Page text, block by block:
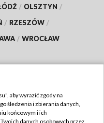
/ OLSZTYN /
/ RZESZÓW /
/ WROCŁAW
aby wyrazić zgody na
śledzenia i zbierania danych,
końcowym i ich
danych osobowych przez